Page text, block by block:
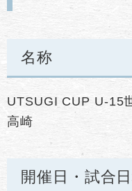
名称
UTSUGI CUP U-15
高崎
開催日・試合